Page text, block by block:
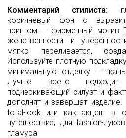
Комментарий стилиста:
коричневый фон с
принтом — фирменный мотив
женственности и
мягко переливается,
Используйте плотную
минимальную отделку —
Лучше всего подходит
подчёркивающий силуэт и
дополнят и завершат
total-look или как акцент в
путешествие, для fashion-
гламура